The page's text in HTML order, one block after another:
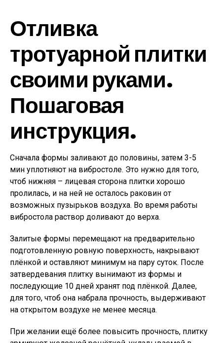
Отливка
тротуарной плитки
своими руками.
Пошаговая
инструкция.
Сначала формы заливают до половины, затем 3-5
мин уплотняют на вибростоле. Это нужно для того,
чтоб нижняя – лицевая сторона плитки хорошо
пролилась, и на ней не осталось раковин от
возможных пузырьков воздуха. Во время работы
вибростола раствор доливают до верха.
Залитые формы перемещают на предварительно
подготовленную ровную поверхность, накрывают
плёнкой и оставляют минимум на пару суток. После
затвердевания плитку вынимают из формы и
последующие 10 дней хранят под плёнкой. Далее,
для того, чтоб она набрала прочность, выдерживают
на открытом воздухе не менее месяца.
При желании ещё более повысить прочность, плитку